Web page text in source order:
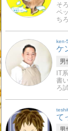
そ
ペ
ち
ken-
ケ
男
IT
書
ろ
て
男